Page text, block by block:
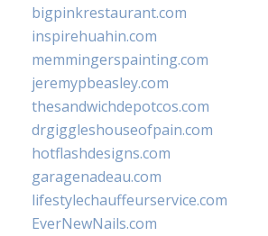
bigpinkrestaurant.com
inspirehuahin.com
memmingerspainting.com
jeremypbeasley.com
thesandwichdepotcos.com
drgiggleshouseofpain.com
hotflashdesigns.com
garagenadeau.com
lifestylechauffeurservice.com
EverNewNails.com